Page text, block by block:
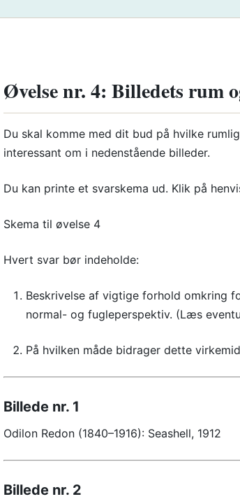
Øvelse nr. 4: Billedets rum
Du skal komme med dit bud på hvilke
interessant om i nedenstående billeder.
Du kan printe et svarskema ud. Klik på
Skema til øvelse 4
Hvert svar bør indeholde:
Beskrivelse af vigtige forhold omkring
normal- og fugleperspektiv. (Læs
På hvilken måde bidrager dette
Billede nr. 1
Odilon Redon (1840–1916): Seashell, 1912
Billede nr. 2